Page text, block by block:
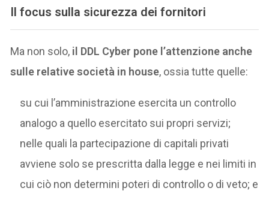
Il focus sulla sicurezza dei fornitori
Ma non solo, il DDL Cyber pone l’attenzione anche
sulle relative società in house, ossia tutte quelle:
su cui l’amministrazione esercita un controllo
analogo a quello esercitato sui propri servizi;
nelle quali la partecipazione di capitali privati
avviene solo se prescritta dalla legge e nei limiti in
cui ciò non determini poteri di controllo o di veto; e